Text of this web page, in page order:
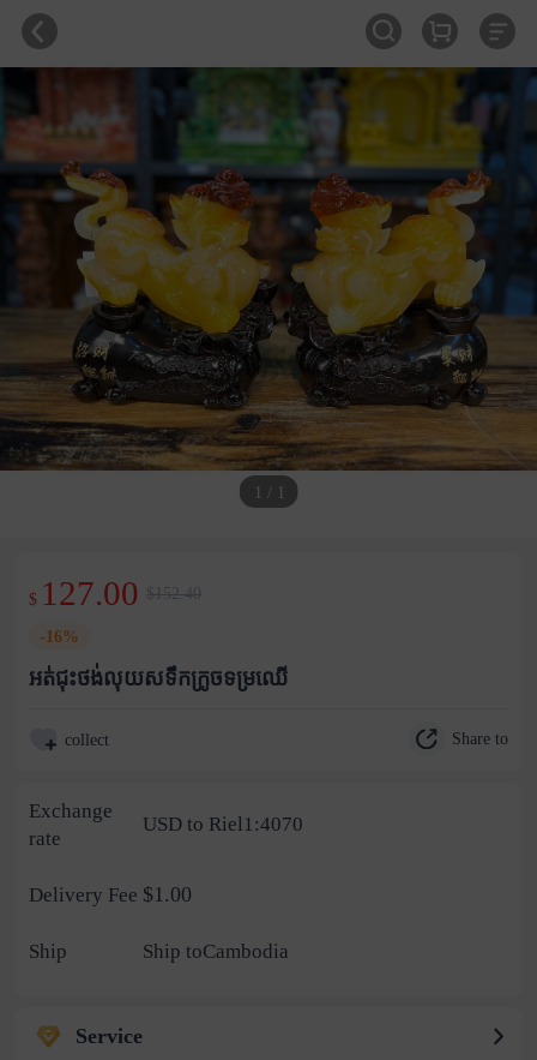
1 / 1
$ 127.00 $152.40
-16%
អត់ជុះថង់លុយសទឹកក្រូចទម្រឈើ
collect Share to
Exchange
rate
USD to Riel1:4070
Delivery Fee $1.00
Ship Ship toCambodia
Service